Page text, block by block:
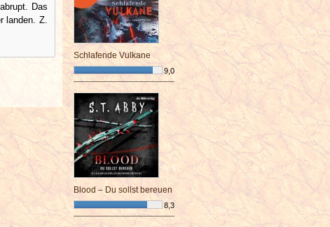
Das
landen. Z.
Schlafende Vulkane
9,0
¯¯¯¯¯¯¯¯¯¯¯¯¯¯¯¯¯¯¯¯¯¯¯¯
Blood – Du sollst bereuen
8,3
¯¯¯¯¯¯¯¯¯¯¯¯¯¯¯¯¯¯¯¯¯¯¯¯